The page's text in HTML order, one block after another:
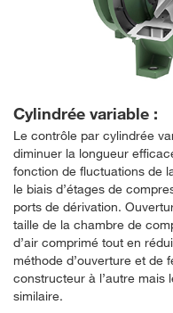
Cylindrée variable :
Le contrôle par cylindrée
diminuer la longueur
fonction de fluctuations de
le biais d’étages de
ports de dérivation.
taille de la chambre de
d’air comprimé tout en
méthode d’ouverture et de
constructeur à l’autre mais
similaire.